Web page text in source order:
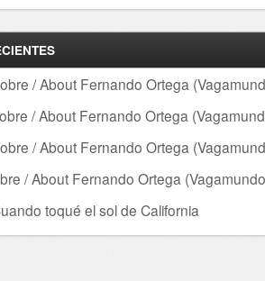
/ About Fernando Ortega
/ About Fernando Ortega
/ About Fernando Ortega
/ About Fernando Ortega
toqué el sol de California